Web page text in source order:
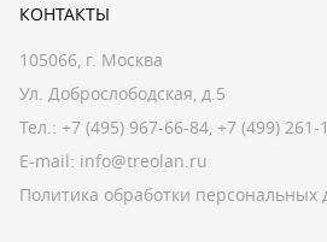
КОНТАКТЫ
105066, г. Москва
Ул. Доброслободская, д.5
Тел.: +7 (495) 967-66-84, +7 (499) 261-
E-mail: info@treolan.ru
Политика обработки персональных